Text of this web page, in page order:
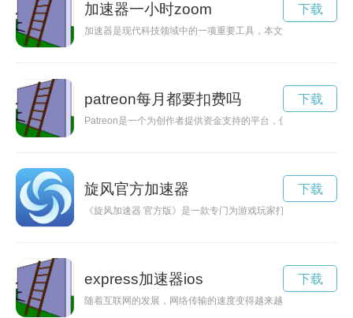
加速器一小时zoom
加速器是现代科技领域中的一项重要工具，本文将带领读者探
下载
patreon每月都要扣费吗
Patreon是一个为创作者提供资金支持的平台，但在访问速度慢
下载
旋风官方加速器
《旋风加速器 官方版》是一款专门为游戏玩家打造的加速器
下载
express加速器ios
随着互联网的发展，网络传输的速度变得越来越重要。express
下载